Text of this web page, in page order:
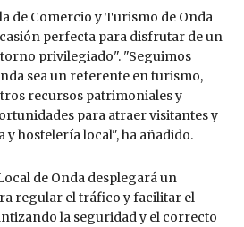
de Comercio y Turismo de Onda
perfecta para disfrutar de un
privilegiado". "Seguimos
sea un referente en turismo,
recursos patrimoniales y
para atraer visitantes y
hostelería local", ha añadido.
de Onda desplegará un
regular el tráfico y facilitar el
la seguridad y el correcto